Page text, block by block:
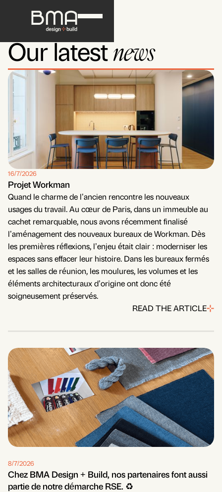
Our latestnews
16/7/2026
Projet Workman
Quand le charme de l’ancien rencontre les nouveaux
usages du travail. Au cœur de Paris, dans un immeuble au
cachet remarquable, nous avons récemment finalisé
l’aménagement des nouveaux bureaux de Workman. Dès
les premières réflexions, l’enjeu était clair : moderniser les
espaces sans effacer leur histoire. Dans les bureaux fermés
et les salles de réunion, les moulures, les volumes et les
éléments architecturaux d’origine ont donc été
soigneusement préservés.
READ THE ARTICLE
8/7/2026
Chez BMA Design + Build, nos partenaires font aussi
partie de notre démarche RSE. ♻️